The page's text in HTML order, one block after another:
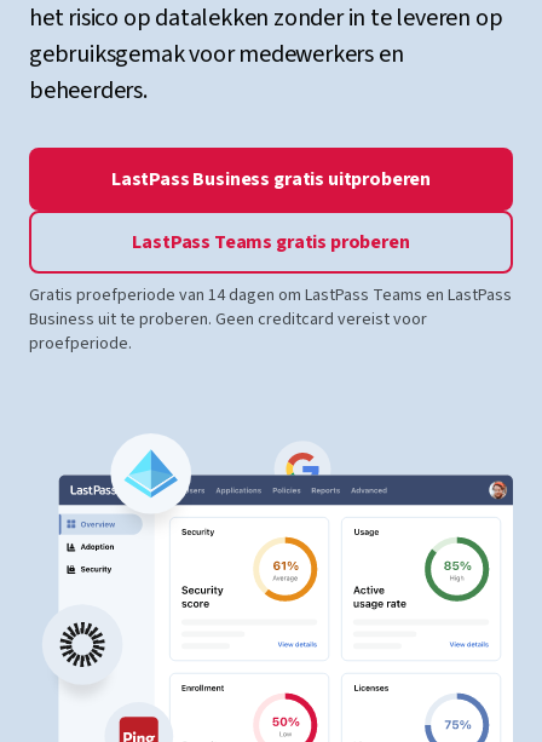
het risico op datalekken zonder in te leveren op
gebruiksgemak voor medewerkers en
beheerders.
LastPass Business gratis uitproberen
LastPass Teams gratis proberen
Gratis proefperiode van 14 dagen om LastPass Teams en LastPass
Business uit te proberen. Geen creditcard vereist voor
proefperiode.